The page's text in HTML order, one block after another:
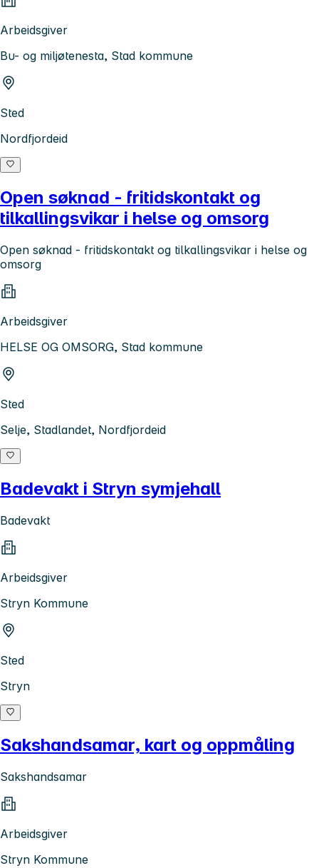
Arbeidsgiver
Bu- og miljøtenesta, Stad kommune
Sted
Nordfjordeid
Open søknad - fritidskontakt og
tilkallingsvikar i helse og omsorg
Open søknad - fritidskontakt og tilkallingsvikar i helse og
omsorg
Arbeidsgiver
HELSE OG OMSORG, Stad kommune
Sted
Selje, Stadlandet, Nordfjordeid
Badevakt i Stryn symjehall
Badevakt
Arbeidsgiver
Stryn Kommune
Sted
Stryn
Sakshandsamar, kart og oppmåling
Sakshandsamar
Arbeidsgiver
Stryn Kommune